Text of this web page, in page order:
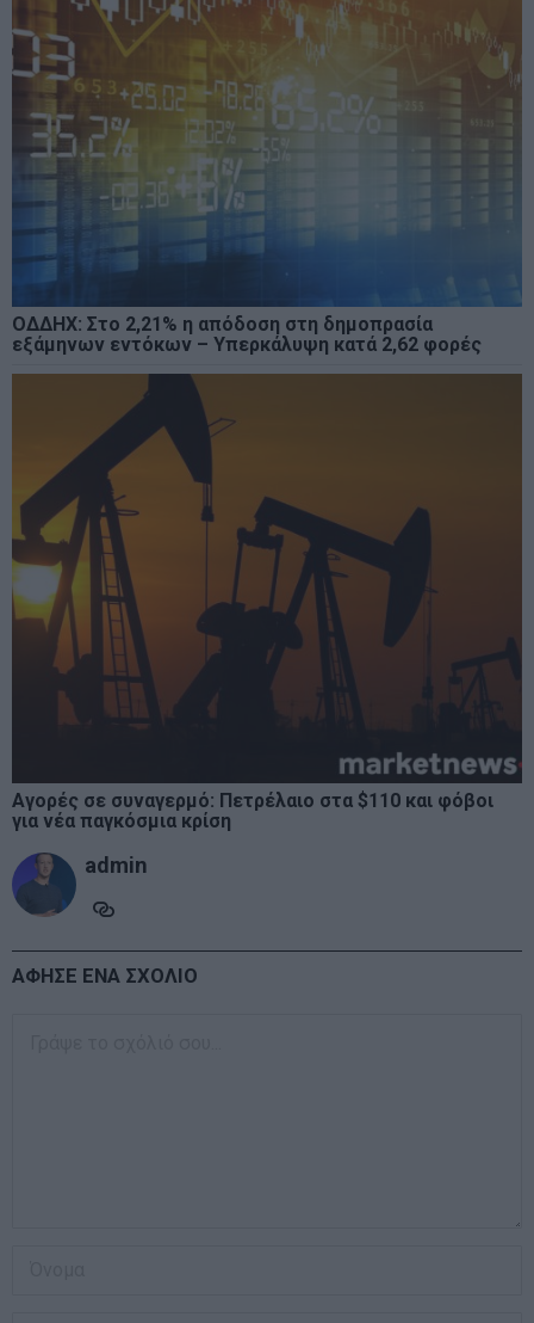
ΟΔΔΗΧ: Στο 2,21% η απόδοση στη δημοπρασία
εξάμηνων εντόκων – Υπερκάλυψη κατά 2,62 φορές
Αγορές σε συναγερμό: Πετρέλαιο στα $110 και φόβοι
για νέα παγκόσμια κρίση
admin
ΑΦΗΣΕ ΕΝΑ ΣΧΟΛΙΟ